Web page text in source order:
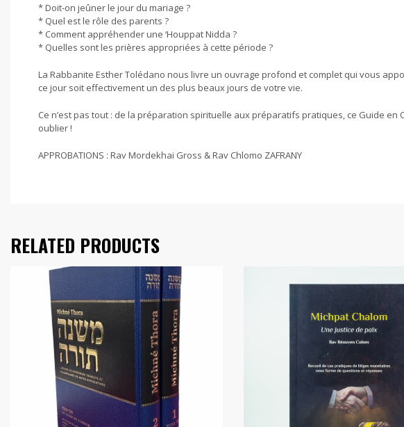
* Doit-on jeûner le jour du mariage ?
* Quel est le rôle des parents ?
* Comment appréhender une ‘Houppat Nidda ?
* Quelles sont les prières appropriées à cette période ?
La Rabbanite Esther Tolédano nous livre un ouvrage profond et complet qui vous
ce jour soit effectivement un des plus beaux jours de votre vie.
Ce n’est pas tout : de la préparation spirituelle aux préparatifs pratiques, ce Guide
oublier !
APPROBATIONS : Rav Mordekhai Gross & Rav Chlomo ZAFRANY
RELATED PRODUCTS